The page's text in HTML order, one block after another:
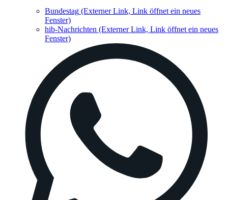
Bundestag (Externer Link, Link öffnet ein neues
Fenster)
hib-Nachrichten (Externer Link, Link öffnet ein neues
Fenster)